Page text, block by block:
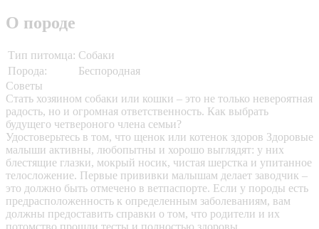
О породе
Тип питомца: Собаки
Порода:
Беспородная
Советы
Стать хозяином собаки или кошки – это не только невероятная
радость, но и огромная ответственность. Как выбрать
будущего четвероного члена семьи?
Удостоверьтесь в том, что щенок или котенок здоров Здоровые
малыши активны, любопытны и хорошо выглядят: у них
блестящие глазки, мокрый носик, чистая шерстка и упитанное
телосложение. Первые прививки малышам делает заводчик –
это должно быть отмечено в ветпаспорте. Если у породы есть
предрасположенность к определенным заболеваниям, вам
должны предоставить справки о том, что родители и их
потомство прошли тесты и полностью здоровы.